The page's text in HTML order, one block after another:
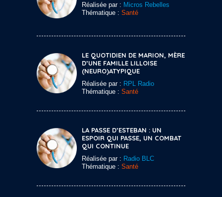
Réalisée par : Micros Rebelles
Thématique : Santé
LE QUOTIDIEN DE MARION, MÈRE
D’UNE FAMILLE LILLOISE
(NEURO)ATYPIQUE
Réalisée par : RPL Radio
Thématique : Santé
LA PASSE D’ESTEBAN : UN
ESPOIR QUI PASSE, UN COMBAT
QUI CONTINUE
Réalisée par : Radio BLC
Thématique : Santé